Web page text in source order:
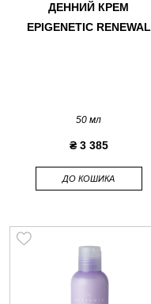
ДЕННИЙ КРЕМ
EPIGENETIC RENEWAL
50 мл
₴ 3 385
ДО КОШИКА